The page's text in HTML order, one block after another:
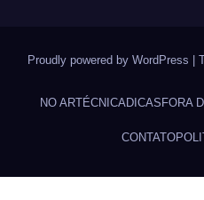
Proudly powered by WordPress |
NO ARTÉCNICA DICAS FORA
CONTATO